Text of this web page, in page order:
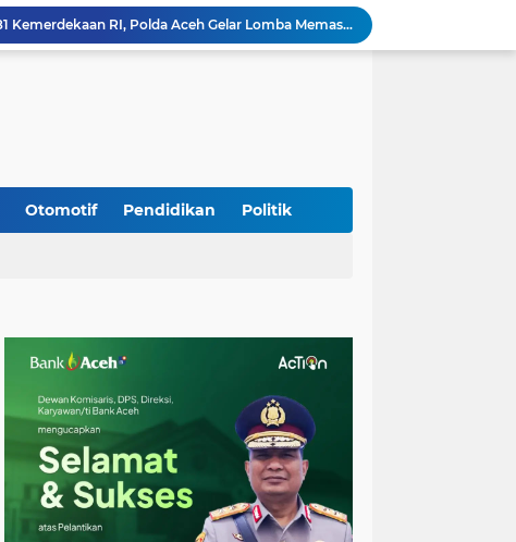
Meriahkan HUT Ke-81 Kemerdekaan RI, Polda Aceh Gelar Lomba Memasak Nasi Goreng dan Aneka Minuman
Babinsa Simpang Tiga Monitoring Harga Sembako, Pastikan Stabilitas dan Ketersediaan Bahan Pokok
Kodim 0108/Agara Bersama Warga Percepat Pemasangan Tiang Pylon Jembatan Gantung di Desa Lawe Ger-Ger Aceh Tenggara
Otomotif Pendidikan Politik